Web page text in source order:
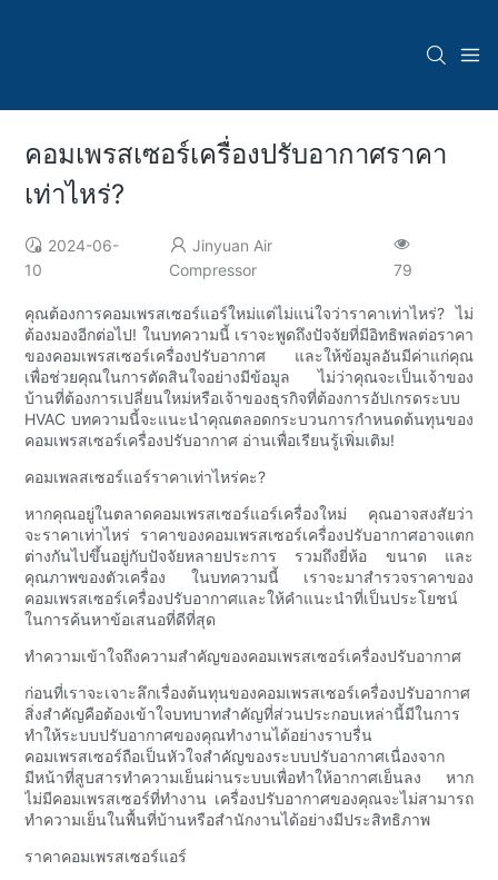
คอมเพรสเซอร์เครื่องปรับอากาศราคา
เท่าไหร่?
2024-06-
10
Jinyuan Air
Compressor
79
คุณต้องการคอมเพรสเซอร์แอร์ใหม่แต่ไม่แน่ใจว่าราคาเท่าไหร่? ไม่
ต้องมองอีกต่อไป! ในบทความนี้ เราจะพูดถึงปัจจัยที่มีอิทธิพลต่อราคา
ของคอมเพรสเซอร์เครื่องปรับอากาศ และให้ข้อมูลอันมีค่าแก่คุณ
เพื่อช่วยคุณในการตัดสินใจอย่างมีข้อมูล ไม่ว่าคุณจะเป็นเจ้าของ
บ้านที่ต้องการเปลี่ยนใหม่หรือเจ้าของธุรกิจที่ต้องการอัปเกรดระบบ
HVAC บทความนี้จะแนะนำคุณตลอดกระบวนการกำหนดต้นทุนของ
คอมเพรสเซอร์เครื่องปรับอากาศ อ่านเพื่อเรียนรู้เพิ่มเติม!
คอมเพลสเซอร์แอร์ราคาเท่าไหร่คะ?
หากคุณอยู่ในตลาดคอมเพรสเซอร์แอร์เครื่องใหม่ คุณอาจสงสัยว่า
จะราคาเท่าไหร่ ราคาของคอมเพรสเซอร์เครื่องปรับอากาศอาจแตก
ต่างกันไปขึ้นอยู่กับปัจจัยหลายประการ รวมถึงยี่ห้อ ขนาด และ
คุณภาพของตัวเครื่อง ในบทความนี้ เราจะมาสำรวจราคาของ
คอมเพรสเซอร์เครื่องปรับอากาศและให้คำแนะนำที่เป็นประโยชน์
ในการค้นหาข้อเสนอที่ดีที่สุด
ทำความเข้าใจถึงความสำคัญของคอมเพรสเซอร์เครื่องปรับอากาศ
ก่อนที่เราจะเจาะลึกเรื่องต้นทุนของคอมเพรสเซอร์เครื่องปรับอากาศ
สิ่งสำคัญคือต้องเข้าใจบทบาทสำคัญที่ส่วนประกอบเหล่านี้มีในการ
ทำให้ระบบปรับอากาศของคุณทำงานได้อย่างราบรื่น
คอมเพรสเซอร์ถือเป็นหัวใจสำคัญของระบบปรับอากาศเนื่องจาก
มีหน้าที่สูบสารทำความเย็นผ่านระบบเพื่อทำให้อากาศเย็นลง หาก
ไม่มีคอมเพรสเซอร์ที่ทำงาน เครื่องปรับอากาศของคุณจะไม่สามารถ
ทำความเย็นในพื้นที่บ้านหรือสำนักงานได้อย่างมีประสิทธิภาพ
ราคาคอมเพรสเซอร์แอร์